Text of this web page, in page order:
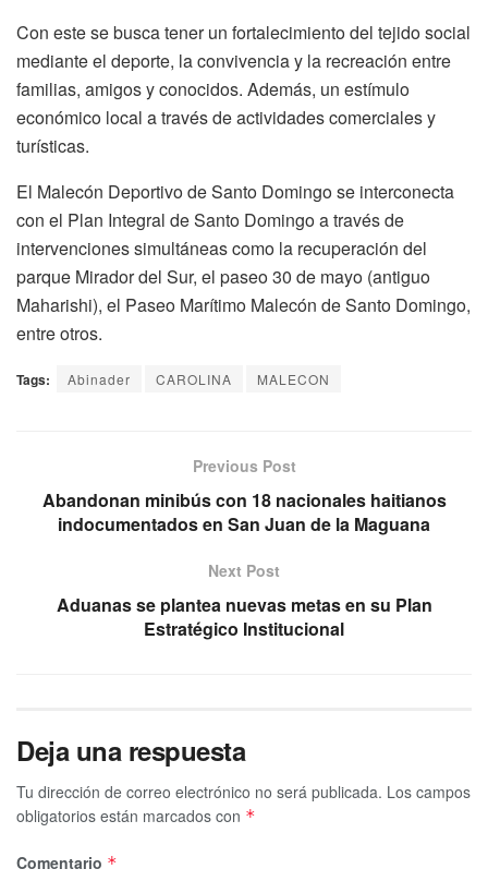
Con este se busca tener un fortalecimiento del tejido social
mediante el deporte, la convivencia y la recreación entre
familias, amigos y conocidos. Además, un estímulo
económico local a través de actividades comerciales y
turísticas.
El Malecón Deportivo de Santo Domingo se interconecta
con el Plan Integral de Santo Domingo a través de
intervenciones simultáneas como la recuperación del
parque Mirador del Sur, el paseo 30 de mayo (antiguo
Maharishi), el Paseo Marítimo Malecón de Santo Domingo,
entre otros.
Tags: Abinader CAROLINA MALECON
Previous Post
Abandonan minibús con 18 nacionales haitianos
indocumentados en San Juan de la Maguana
Next Post
Aduanas se plantea nuevas metas en su Plan
Estratégico Institucional
Deja una respuesta
Tu dirección de correo electrónico no será publicada. Los campos
obligatorios están marcados con *
Comentario *